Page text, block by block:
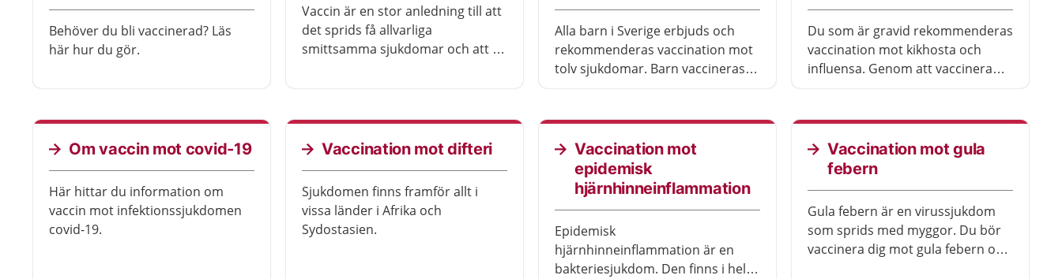
Behöver du bli vaccinerad? Läs
här hur du gör.
Vaccin är en stor anledning till att
det sprids få allvarliga
smittsamma sjukdomar och att så
Alla barn i Sverige erbjuds och
rekommenderas vaccination mot
tolv sjukdomar. Barn vaccineras
Barnavårdscentralen, BVC, och
elevhälsan informerar om när det
är dags för barnet att få
vaccinationerna.
Du som är gravid rekommenderas
vaccination mot kikhosta och
influensa. Genom att vaccinera
ditt nyfödda barn mot
sjukdomarna.
Om vaccin mot covid-19
Här hittar du information om
vaccin mot infektionssjukdomen
covid-19.
Vaccination mot difteri
Sjukdomen finns framför allt i
vissa länder i Afrika och
Sydostasien.
Vaccination mot
epidemisk
hjärnhinneinflammation
Epidemisk
hjärnhinneinflammation är en
bakteriesjukdom. Den finns i hela
Vaccination mot gula
febern
Gula febern är en virussjukdom
som sprids med myggor. Du bör
vaccinera dig mot gula febern om